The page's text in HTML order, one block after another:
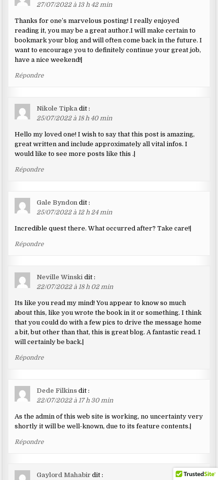
27/07/2022 à 13 h 42 min
Thanks for one’s marvelous posting! I really enjoyed
reading it, you may be a great author.I will make certain to
bookmark your blog and will often come back in the future. I
want to encourage you to definitely continue your great job,
have a nice weekend!|
Répondre
Nikole Tipka dit :
25/07/2022 à 18 h 40 min
Hello my loved one! I wish to say that this post is amazing,
great written and include approximately all vital infos. I
would like to see more posts like this .|
Répondre
Gale Byndon dit :
25/07/2022 à 12 h 24 min
Incredible quest there. What occurred after? Take care!|
Répondre
Neville Winski dit :
22/07/2022 à 18 h 02 min
Its like you read my mind! You appear to know so much
about this, like you wrote the book in it or something. I think
that you could do with a few pics to drive the message home
a bit, but other than that, this is great blog. A fantastic read. I
will certainly be back.|
Répondre
Dede Filkins dit :
22/07/2022 à 17 h 30 min
As the admin of this web site is working, no uncertainty very
shortly it will be well-known, due to its feature contents.|
Répondre
Gaylord Mahabir dit :